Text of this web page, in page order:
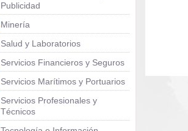
Publicidad
Minería
Salud y Laboratorios
Servicios Financieros y Seguros
Servicios Marítimos y Portuarios
Servicios Profesionales y
Técnicos